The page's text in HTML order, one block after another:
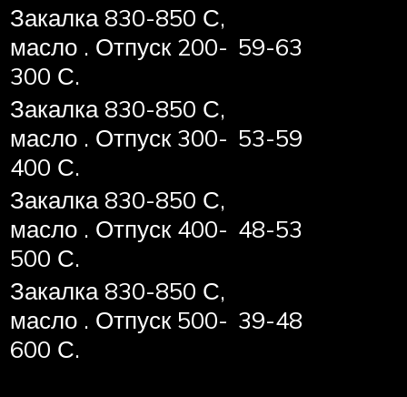
Закалка 830-850 С,
масло . Отпуск 200-
300 С.
59-63
Закалка 830-850 С,
масло . Отпуск 300-
400 С.
53-59
Закалка 830-850 С,
масло . Отпуск 400-
500 С.
48-53
Закалка 830-850 С,
масло . Отпуск 500-
600 С.
39-48